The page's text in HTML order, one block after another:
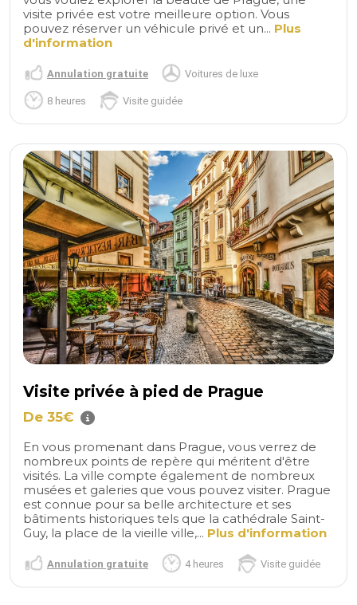
visite privée est votre meilleure option. Vous
pouvez réserver un véhicule privé et un... Plus
d'information
Annulation gratuite Voitures de luxe
8 heures Visite guidée
Visite privée à pied de Prague
De 35€
En vous promenant dans Prague, vous verrez de
nombreux points de repère qui méritent d'être
visités. La ville compte également de nombreux
musées et galeries que vous pouvez visiter. Prague
est connue pour sa belle architecture et ses
bâtiments historiques tels que la cathédrale Saint-
Guy, la place de la vieille ville,... Plus d'information
Annulation gratuite 4 heures Visite guidée